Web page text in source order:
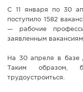
С 11 января по 30
поступило 1582
— рабочие
заявленным
На 30 апреля в базе
Таким образом,
трудоустроиться.